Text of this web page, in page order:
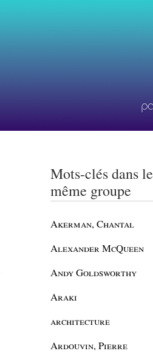
Mots-clés dans le
même groupe
Akerman, Chantal
Alexander McQueen
Andy Goldsworthy
Araki
architecture
Ardouvin, Pierre